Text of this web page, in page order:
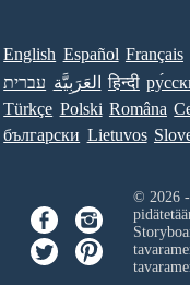
English Español Français
עברית العَرَبِيَّة हिन्दी
Türkçe Polski Româna
български Lietuvos
© 2026